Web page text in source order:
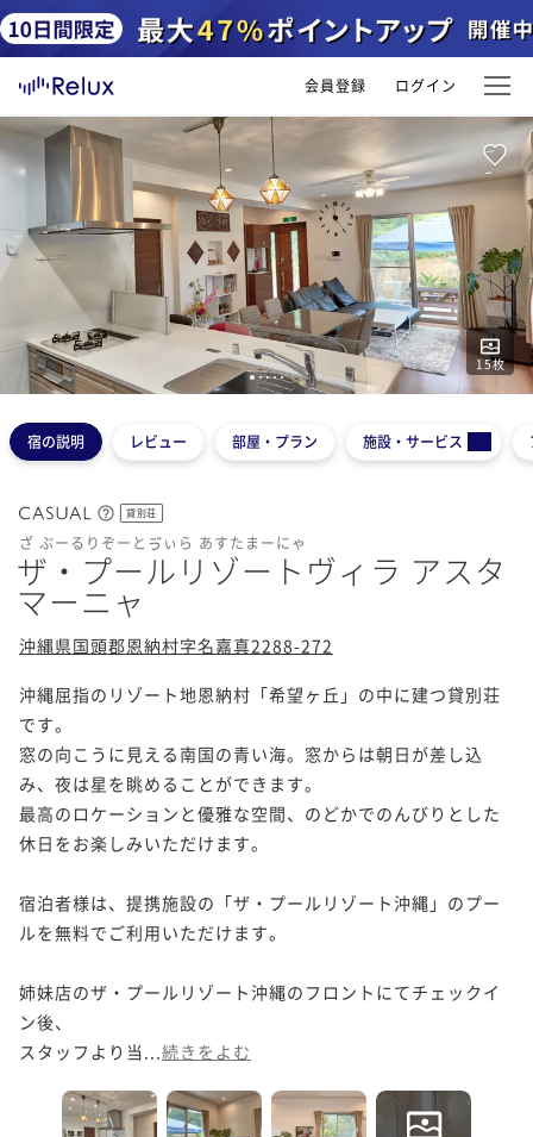
会員登録 ログイン
15枚
12345
宿の説明 レビュー 部屋・プラン 施設・サービス
貸別荘
ざ ぷーるりぞーとゔぃら あすたまーにゃ
ザ・プールリゾートヴィラ アスタ
マーニャ
沖縄県国頭郡恩納村字名嘉真2288-272
沖縄屈指のリゾート地恩納村「希望ヶ丘」の中に建つ貸別荘
です。
窓の向こうに見える南国の青い海。窓からは朝日が差し込
み、夜は星を眺めることができます。
最高のロケーションと優雅な空間、のどかでのんびりとした
休日をお楽しみいただけます。
宿泊者様は、提携施設の「ザ・プールリゾート沖縄」のプー
ルを無料でご利用いただけます。
姉妹店のザ・プールリゾート沖縄のフロントにてチェックイ
ン後、
スタッフより当... 続きをよむ